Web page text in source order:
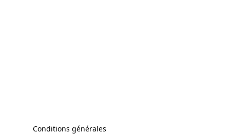
Conditions générales